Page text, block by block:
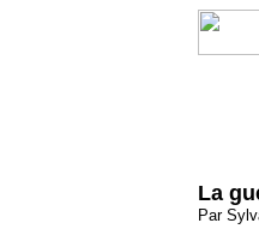
La
Par